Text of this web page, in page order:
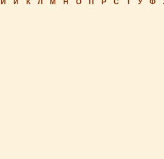
И Й К Л М Н О П Р С Т У Ф